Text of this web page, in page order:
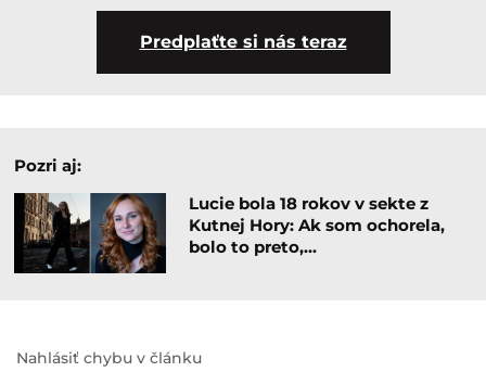
Predplaťte si nás teraz
Pozri aj:
Lucie bola 18 rokov v sekte z
Kutnej Hory: Ak som ochorela,
bolo to preto,…
Nahlásiť chybu v článku